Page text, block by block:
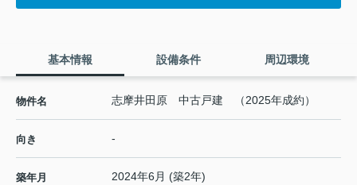
基本情報 設備条件 周辺環境
物件名 志摩井田原 中古戸建 （2025年成約）
向き -
築年月 2024年6月 (築2年)